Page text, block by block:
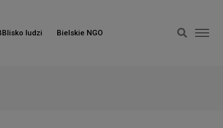
ludzi Bielskie NGO